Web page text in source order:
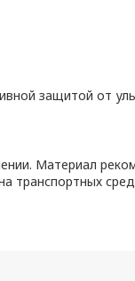
защитой от
Материал
транспортных